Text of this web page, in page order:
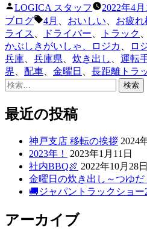
投
稿
者:
LOGICA スタッフ 2022年4月
ブログ
タ
グ:
4月 おいしい お疲れ
ライス
ドライバー トラック
かぶしきがいしゃ、ロジカ
ロ
兵庫
兵庫県 炊き出し 運転
界
配車 金曜日 長距離トラ
検
最近の投稿
神戸支店 移転の挨拶 2024
2023年！
2023年1月11日
社内BBQ🍖 2022年10月28日
金曜日の炊き出し～つゆだ
🚚ジャパントラックショー
アーカイブ